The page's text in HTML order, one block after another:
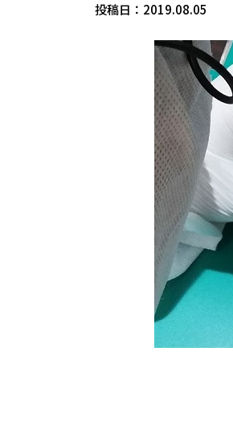
投稿日：2019.08.05